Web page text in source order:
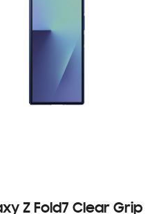
Z Fold7 Clear Grip